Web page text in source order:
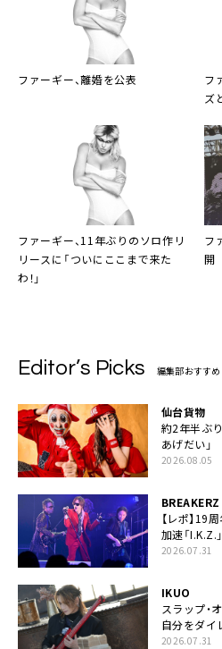
ファーギー、離婚を公表 フ
ズ
ファーギー、11年ぶりのソロ作リ
リースに「ついにここまで来た
わ！」
フ
開
Editor’s Picks 編集部おすすめ
仙台貨物
約2年半ぶ
あげだい」
2026.08.05
BREAKERZ
【レポ】19
加速「I.K.Z.」
2026.07.31
IKUO
スラップ・
自分をダイ
2026.07.31